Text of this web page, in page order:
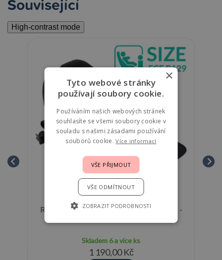
Související
High-contrast mode
Reemy Podsedák s isofixem a podložkou -
Skladem 6 a více ks
1 190,00 Kč
×
Tyto webové stránky
používají soubory cookie.
Používáním našich webových stránek
souhlasíte se všemi soubory cookie v
souladu s našimi zásadami používání
souborů cookie.Více informací
VŠE PŘIJMOUT
VŠE ODMÍTNOUT
ZOBRAZIT PODROBNOSTI